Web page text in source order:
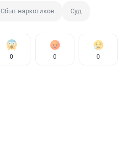
Сбыт наркотиков Суд
0 0 0